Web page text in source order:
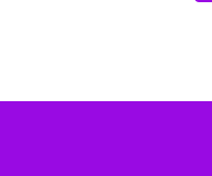
transportnätet och ett